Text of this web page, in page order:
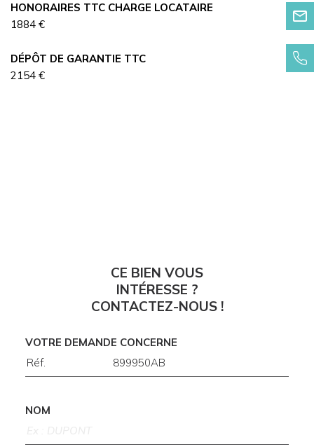
HONORAIRES TTC CHARGE LOCATAIRE
1884 €
DÉPÔT DE GARANTIE TTC
2154 €
CE BIEN VOUS
INTÉRESSE ?
CONTACTEZ-NOUS !
VOTRE DEMANDE CONCERNE
NOM